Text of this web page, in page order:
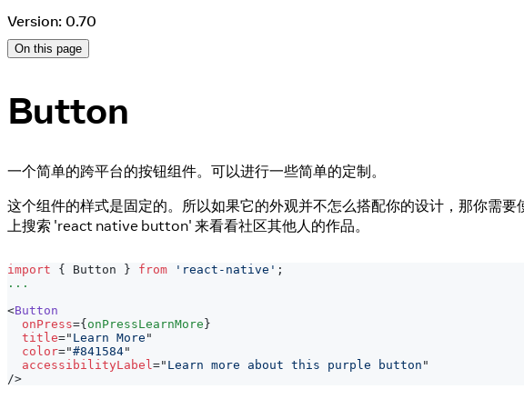
Version: 0.70
On this page
Button
一个简单的跨平台的按钮组件。可以进行一些简单的定制。
这个组件的样式是固定的。所以如果它的外观并不怎么搭配你的设计，那你需要
上搜索 'react native button' 来看看社区其他人的作品。
import { Button } from 'react-native' ;
...
<Button
onPress={ onPressLearnMore }
title=" Learn More "
color="#841584"
accessibilityLabel=" Learn more about this purple button "
/>